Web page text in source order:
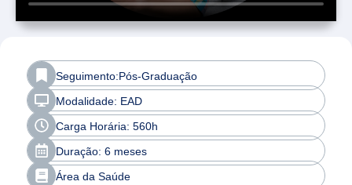
Seguimento:Pós-Graduação
Modalidade: EAD
Carga Horária: 560h
Duração: 6 meses
Área da Saúde